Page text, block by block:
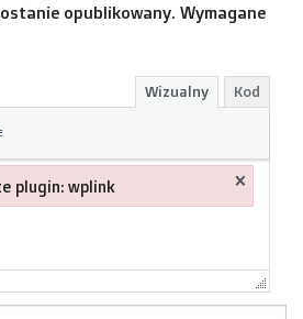
opublikowany. Wymagane
Wizualny Kod
plugin: wplink ×
wplink